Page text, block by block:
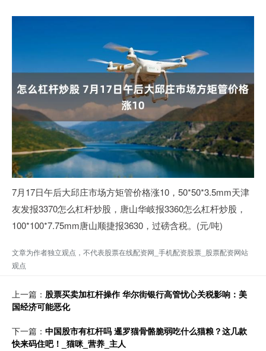
7月17日午后大邱庄市场方矩管价格涨10，50*50*3.5mm天津
友发报3370怎么杠杆炒股，唐山华岐报3360怎么杠杆炒股，
100*100*7.75mm唐山顺捷报3630，过磅含税。(元/吨)
文章为作者独立观点，不代表股票在线配资网_手机配资股票_股票配资网站
观点
上一篇： 股票买卖加杠杆操作 华尔街银行高管忧心关税影响：美
国经济可能恶化
下一篇： 中国股市有杠杆吗 暹罗猫骨骼脆弱吃什么猫粮？这几款
快来码住吧！_猫咪_营养_主人